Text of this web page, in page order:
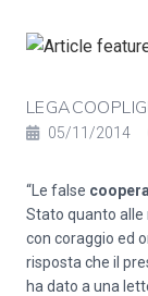
05/11/2014
“Le false
Stato quanto alle
con coraggio ed
risposta che il
ha dato a una